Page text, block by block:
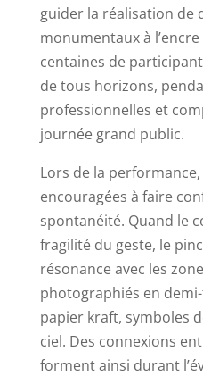
guider la réalisation de
monumentaux à
centaines de
de tous horizons,
professionnelles et
journée grand public.
Lors de la
encouragées à faire
spontanéité. Quand le
fragilité du geste, le
résonance avec les
photographiés en
papier kraft, symboles
ciel. Des connexions
forment ainsi durant